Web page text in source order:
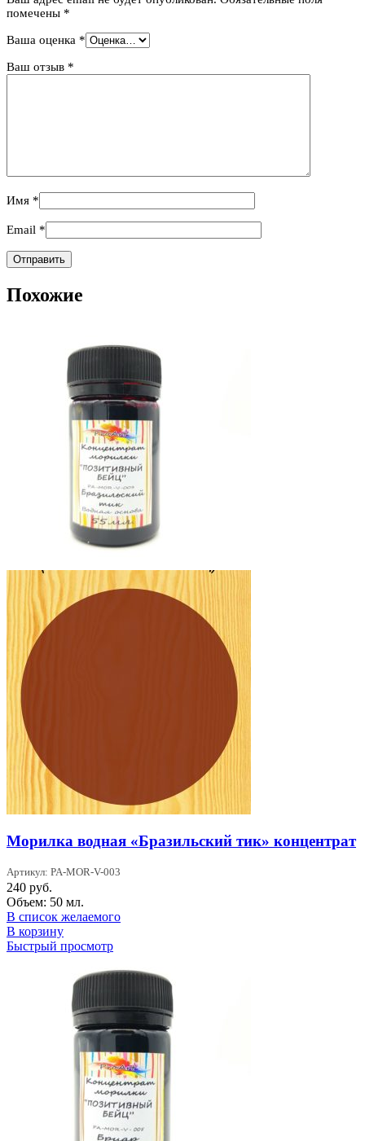
помечены *
Ваша оценка *
Ваш отзыв *
Имя *
Email *
Похожие
Морилка водная «Бразильский тик» концентрат
Артикул: PA-MOR-V-003
240 руб.
Объем: 50 мл.
В список желаемого
В корзину
Быстрый просмотр